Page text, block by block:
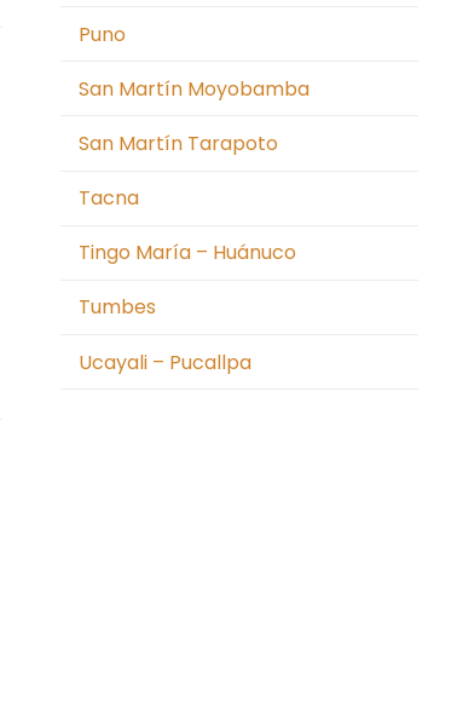
Puno
San Martín Moyobamba
San Martín Tarapoto
Tacna
Tingo María – Huánuco
Tumbes
Ucayali – Pucallpa